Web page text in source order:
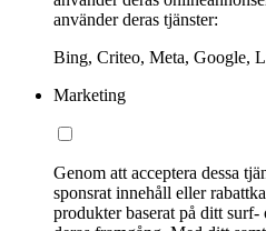
använder deras tjänster:
Bing, Criteo, Meta, Google,
Marketing
Genom att acceptera dessa
sponsrat innehåll eller
produkter baserat på ditt surf-